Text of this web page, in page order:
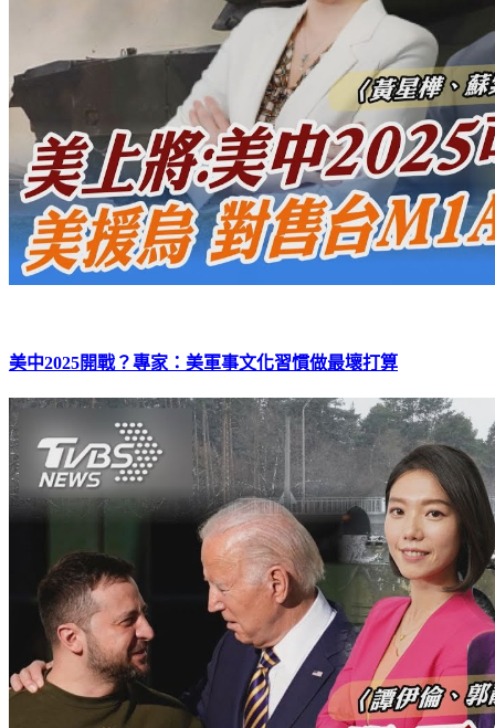
美中2025開戰？專家：美軍事文化習慣做最壞打算